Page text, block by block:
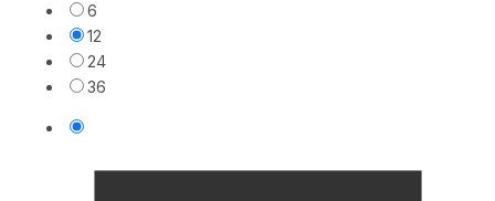
6
12
24
36